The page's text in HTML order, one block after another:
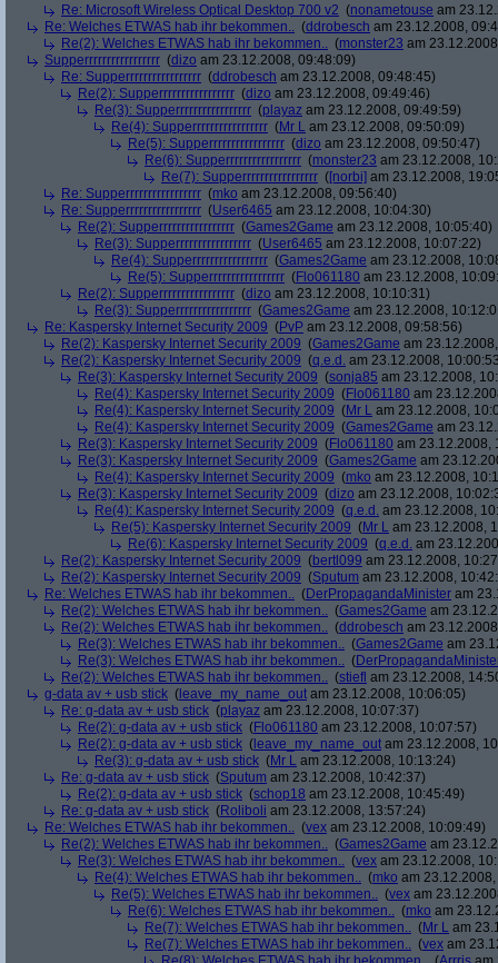
Re: Microsoft Wireless Optical Desktop 700 v2 (nonametouse am
Re: Welches ETWAS hab ihr bekommen.. (ddrobesch am 23.12.2008,
Re(2): Welches ETWAS hab ihr bekommen.. (monster23 am
Supperrrrrrrrrrrrrrrrr (dizo am 23.12.2008, 09:48:09)
Re: Supperrrrrrrrrrrrrrrrr (ddrobesch am 23.12.2008, 09:48:45)
Re(2): Supperrrrrrrrrrrrrrrrr (dizo am 23.12.2008, 09:49:46)
Re(3): Supperrrrrrrrrrrrrrrrr (playaz am 23.12.2008, 09:49:59)
Re(4): Supperrrrrrrrrrrrrrrrr (Mr L am 23.12.2008, 09:50:09)
Re(5): Supperrrrrrrrrrrrrrrrr (dizo am 23.12.2008, 09:50:47)
Re(6): Supperrrrrrrrrrrrrrrrr (monster23 am 23.12.2008,
Re(7): Supperrrrrrrrrrrrrrrrr ([norbi] am 23.12.2008,
Re: Supperrrrrrrrrrrrrrrrr (mko am 23.12.2008, 09:56:40)
Re: Supperrrrrrrrrrrrrrrrr (User6465 am 23.12.2008, 10:04:30)
Re(2): Supperrrrrrrrrrrrrrrrr (Games2Game am 23.12.2008, 10:05:40)
Re(3): Supperrrrrrrrrrrrrrrrr (User6465 am 23.12.2008, 10:07:22)
Re(4): Supperrrrrrrrrrrrrrrrr (Games2Game am 23.12.2008,
Re(5): Supperrrrrrrrrrrrrrrrr (Flo061180 am 23.12.2008,
Re(2): Supperrrrrrrrrrrrrrrrr (dizo am 23.12.2008, 10:10:31)
Re(3): Supperrrrrrrrrrrrrrrrr (Games2Game am 23.12.2008,
Re: Kaspersky Internet Security 2009 (PvP am 23.12.2008, 09:58:56)
Re(2): Kaspersky Internet Security 2009 (Games2Game am
Re(2): Kaspersky Internet Security 2009 (q.e.d. am 23.12.2008,
Re(3): Kaspersky Internet Security 2009 (sonja85 am 23.12.2008,
Re(4): Kaspersky Internet Security 2009 (Flo061180 am
Re(4): Kaspersky Internet Security 2009 (Mr L am 23.12.2008,
Re(4): Kaspersky Internet Security 2009 (Games2Game am
Re(3): Kaspersky Internet Security 2009 (Flo061180 am 23.12.2008,
Re(3): Kaspersky Internet Security 2009 (Games2Game am
Re(4): Kaspersky Internet Security 2009 (mko am 23.12.2008,
Re(3): Kaspersky Internet Security 2009 (dizo am 23.12.2008,
Re(4): Kaspersky Internet Security 2009 (q.e.d. am 23.12.2008,
Re(5): Kaspersky Internet Security 2009 (Mr L am 23.12.2008,
Re(6): Kaspersky Internet Security 2009 (q.e.d. am
Re(2): Kaspersky Internet Security 2009 (bertl099 am 23.12.2008,
Re(2): Kaspersky Internet Security 2009 (Sputum am 23.12.2008,
Re: Welches ETWAS hab ihr bekommen.. (DerPropagandaMinister am
Re(2): Welches ETWAS hab ihr bekommen.. (Games2Game am
Re(2): Welches ETWAS hab ihr bekommen.. (ddrobesch am
Re(3): Welches ETWAS hab ihr bekommen.. (Games2Game am
Re(3): Welches ETWAS hab ihr bekommen.. (
Re(2): Welches ETWAS hab ihr bekommen.. (stiefl am 23.12.2008,
g-data av + usb stick ( leave_my_name_out am 23.12.2008, 10:06:05)
Re: g-data av + usb stick (playaz am 23.12.2008, 10:07:37)
Re(2): g-data av + usb stick (Flo061180 am 23.12.2008, 10:07:57)
Re(2): g-data av + usb stick ( leave_my_name_out am 23.12.2008,
Re(3): g-data av + usb stick (Mr L am 23.12.2008, 10:13:24)
Re: g-data av + usb stick (Sputum am 23.12.2008, 10:42:37)
Re(2): g-data av + usb stick (schop18 am 23.12.2008, 10:45:49)
Re: g-data av + usb stick (Roliboli am 23.12.2008, 13:57:24)
Re: Welches ETWAS hab ihr bekommen.. (vex am 23.12.2008, 10:09:49)
Re(2): Welches ETWAS hab ihr bekommen.. (Games2Game am
Re(3): Welches ETWAS hab ihr bekommen.. (vex am 23.12.2008,
Re(4): Welches ETWAS hab ihr bekommen.. (mko am
Re(5): Welches ETWAS hab ihr bekommen.. (vex am
Re(6): Welches ETWAS hab ihr bekommen.. (mko am
Re(7): Welches ETWAS hab ihr bekommen.. (Mr L am
Re(7): Welches ETWAS hab ihr bekommen.. (vex am